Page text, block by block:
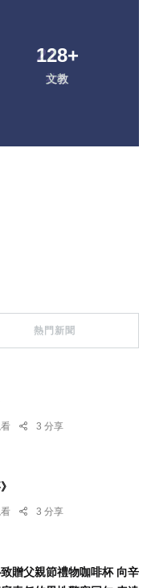
128+
文教
熱門新聞
3 分享
3 分享
贈父親節禮物咖啡杯 向辛